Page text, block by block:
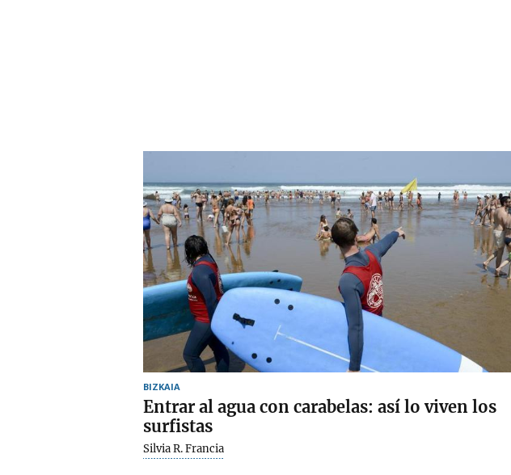
BIZKAIA
Entrar al agua con carabelas: así lo viven los
surfistas
Silvia R. Francia